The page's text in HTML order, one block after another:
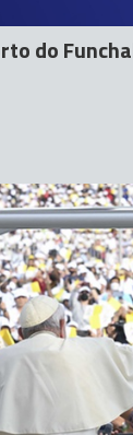
do